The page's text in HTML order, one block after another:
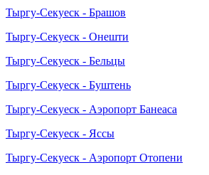
Тыргу-Секуеск - Брашов
Тыргу-Секуеск - Онешти
Тыргу-Секуеск - Бельцы
Тыргу-Секуеск - Буштень
Тыргу-Секуеск - Аэропорт Банеаса
Тыргу-Секуеск - Яссы
Тыргу-Секуеск - Аэропорт Отопени